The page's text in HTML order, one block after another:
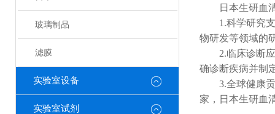
玻璃制品
滤膜
实验室设备
实验室试剂
日本生研血清
1.科学研究支
物研发等领域的
2.临床诊断应
确诊断疾病并制
3.全球健康贡
家，日本生研血